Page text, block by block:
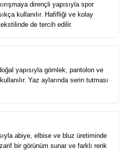
dirençli yapısıyla spor
kullanılır. Hafifliği ve kolay
de tercih edilir.
yapısıyla gömlek, pantolon ve
Yaz aylarında serin tutması
abiye, elbise ve bluz üretiminde
bir görünüm sunar ve farklı renk